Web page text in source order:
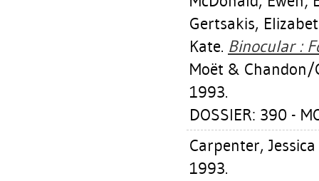
Gertsakis,
Kate. Binocular :
Moët &
1993.
DOSSIER: 390 -
Carpenter, Jessica
1993.